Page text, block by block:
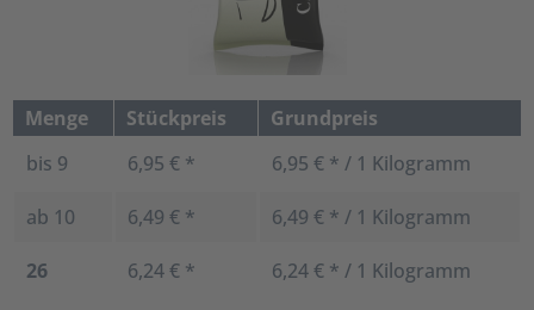
Menge Stückpreis
Grundpreis
bis 9 6,95 € * 6,95 € * / 1 Kilogramm
ab 10 6,49 € * 6,49 € * / 1 Kilogramm
26 6,24 € * 6,24 € * / 1 Kilogramm